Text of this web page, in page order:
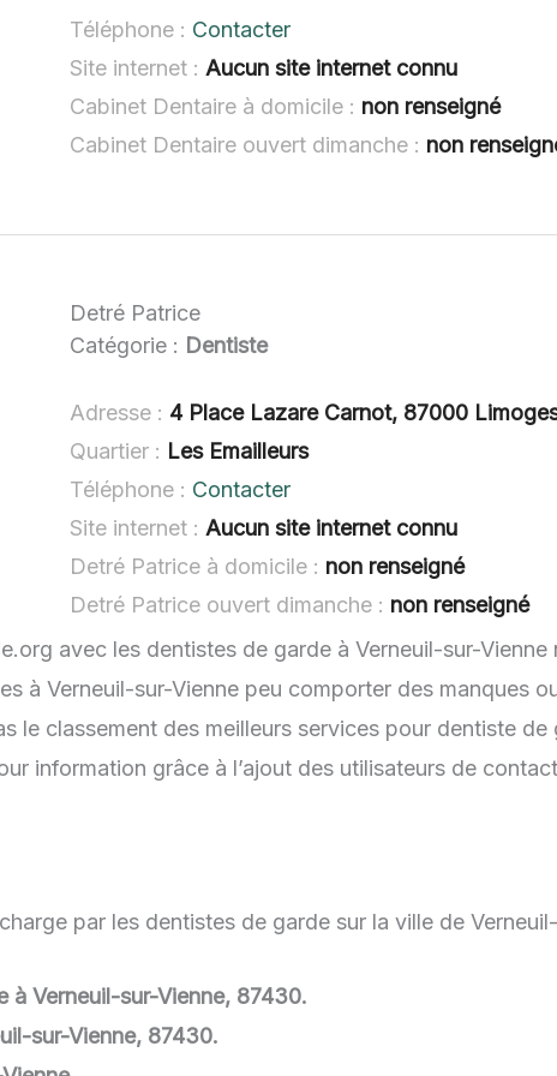
Téléphone : Contacter
Site internet : Aucun site internet connu
Cabinet Dentaire à domicile : non renseigné
Cabinet Dentaire ouvert dimanche : non
Detré Patrice
Catégorie : Dentiste
Adresse : 4 Place Lazare Carnot, 87000
Quartier : Les Emailleurs
Téléphone : Contacter
Site internet :Aucun site internet connu
Detré Patrice à domicile : non renseigné
Detré Patrice ouvert dimanche : non renseigné
avec les dentistes de garde à Verneuil-sur-Vienne
à Verneuil-sur-Vienne peu comporter des manques
le classement des meilleurs services pour dentiste de
information grâce à l’ajout des utilisateurs de
par les dentistes de garde sur la ville de
à Verneuil-sur-Vienne, 87430.
sur-Vienne, 87430.